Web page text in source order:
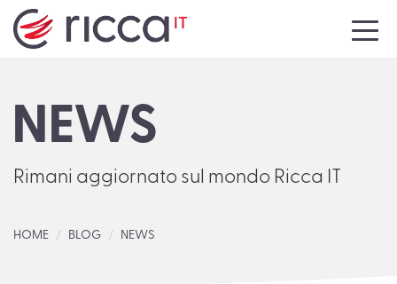
SERVIZI
NEWS
Rimani aggiornato sul mondo Ricca IT
HOME BLOG NEWS